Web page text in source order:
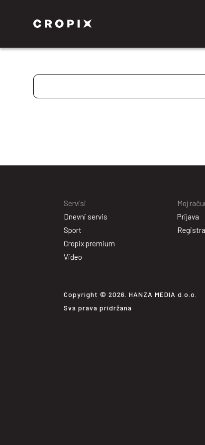
Servisi
Dnevni servis
Sport
Cropix premium
Video
Moj
Prijava
Copyright © 2026. HANZA MEDIA d.o.o.
Sva prava pridržana